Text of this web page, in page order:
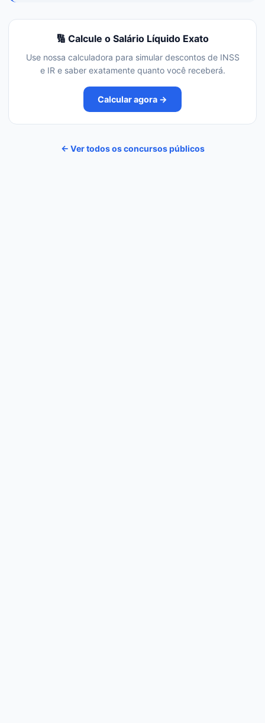
🔢 Calcule o Salário Líquido Exato
Use nossa calculadora para simular descontos de INSS
e IR e saber exatamente quanto você receberá.
Calcular agora →
← Ver todos os concursos públicos